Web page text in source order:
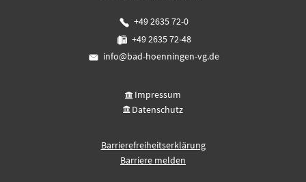
+49 2635 72-0
+49 2635 72-48
info@bad-hoenningen-vg.de
Impressum
Datenschutz
Barrierefreiheitserklärung
Barriere melden